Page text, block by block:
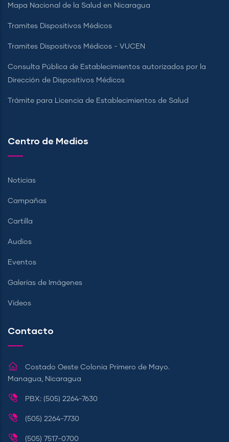
Mapa Nacional de la Salud en Nicaragua
Tramites Dispositivos Médicos
Tramites Dispositivos Médicos - VUCEN
Consulta Pública de Establecimientos autorizados por la
Dirección de Dispositivos Médicos
Trámite para Licencia de Establecimientos de Salud
Centro de Medios
Noticias
Campañas
Cartilla
Audios
Eventos
Galerías de Imágenes
Videos
Contacto
Costado Oeste Colonia Primero de Mayo.
Managua, Nicaragua
PBX: (505) 2264-7630
(505) 2264-7730
(505) 7517-0700